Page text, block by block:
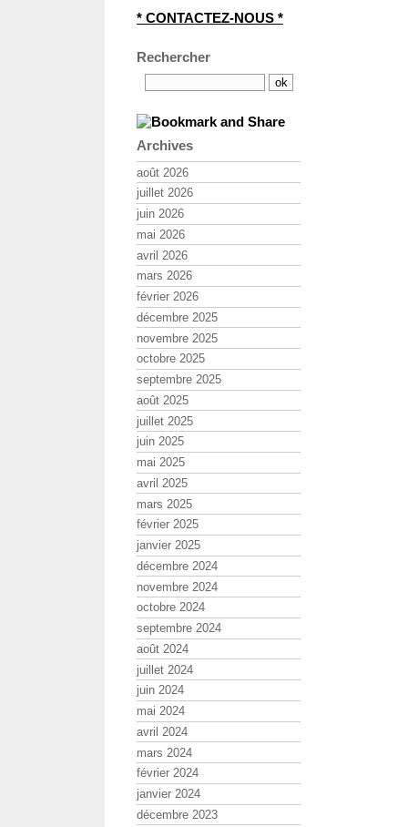
* CONTACTEZ-NOUS *
Rechercher
Archives
août 2026
juillet 2026
juin 2026
mai 2026
avril 2026
mars 2026
février 2026
décembre 2025
novembre 2025
octobre 2025
septembre 2025
août 2025
juillet 2025
juin 2025
mai 2025
avril 2025
mars 2025
février 2025
janvier 2025
décembre 2024
novembre 2024
octobre 2024
septembre 2024
août 2024
juillet 2024
juin 2024
mai 2024
avril 2024
mars 2024
février 2024
janvier 2024
décembre 2023